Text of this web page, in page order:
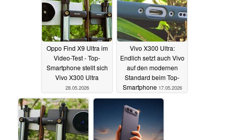
Oppo Find X9 Ultra im
Video-Test - Top-
Smartphone stellt sich
Vivo X300 Ultra
28.05.2026
Vivo X300 Ultra:
Endlich setzt auch Vivo
auf den modernen
Standard beim Top-
Smartphone 17.05.2026